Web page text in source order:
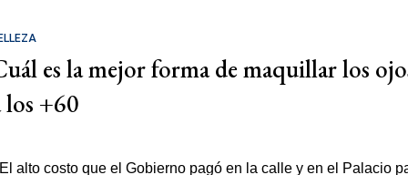
es la mejor forma de maquillar los
los +60